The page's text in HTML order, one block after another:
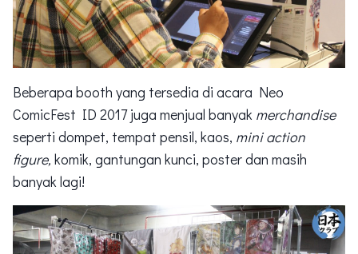
Beberapa booth yang tersedia di acara Neo
ComicFest ID 2017 juga menjual banyak merchandise
seperti dompet, tempat pensil, kaos, mini action
figure, komik, gantungan kunci, poster dan masih
banyak lagi!